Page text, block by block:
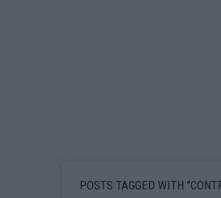
POSTS TAGGED WITH